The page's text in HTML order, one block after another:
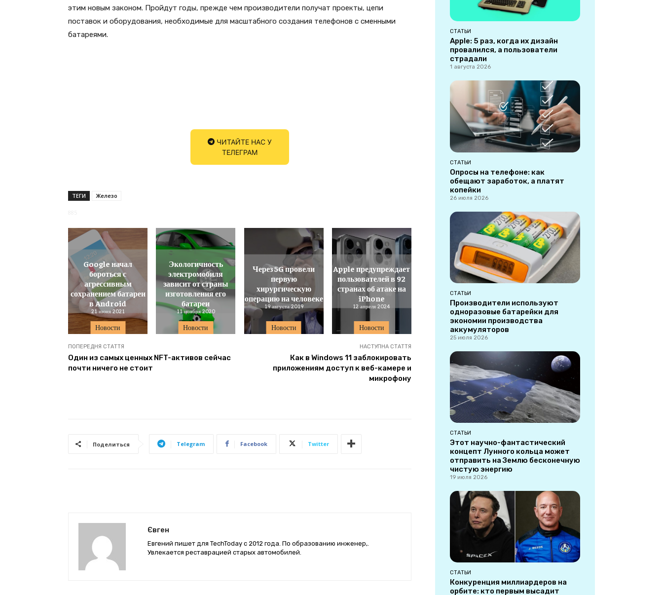
этим новым законом. Пройдут годы, прежде чем производители получат проекты, цепи
поставок и оборудования, необходимые для масштабного создания телефонов с сменными
батареями.
ЧИТАЙТЕ НАС У
ТЕЛЕГРАМ
ТЕГИ Железо
Новости
Google начал
бороться с
агрессивным
сохранением батареи
в Android
21 июня 2021
Новости
Экологичность
электромобиля
зависит от страны
изготовления его
батареи
11 ноября 2020
Новости
Через 5G провели
первую
хирургическую
операцию на человеке
19 августа 2019
Новости
Apple предупреждает
пользователей в 92
странах об атаке на
iPhone
12 апреля 2024
ПОПЕРЕДНЯ СТАТТЯ
Один из самых ценных NFT-активов сейчас
почти ничего не стоит
НАСТУПНА СТАТТЯ
Как в Windows 11 заблокировать
приложениям доступ к веб-камере и
микрофону
Поделиться Telegram Facebook Twitter
Євген
Евгений пишет для TechToday с 2012 года. По образованию инженер,.
Увлекается реставрацией старых автомобилей.
СТАТЬИ
Apple: 5 раз, когда их дизайн
провалился, а пользователи
страдали
1 августа 2026
СТАТЬИ
Опросы на телефоне: как
обещают заработок, а платят
копейки
26 июля 2026
СТАТЬИ
Производители используют
одноразовые батарейки для
экономии производства
аккумуляторов
25 июля 2026
СТАТЬИ
Этот научно-фантастический
концепт Лунного кольца может
отправить на Землю бесконечную
чистую энергию
19 июля 2026
СТАТЬИ
Конкуренция миллиардеров на
орбите: кто первым высадит